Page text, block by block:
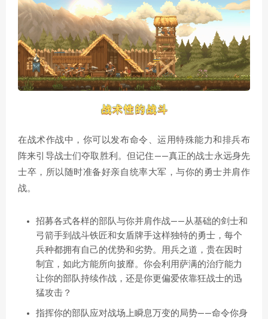
在战术作战中，你可以发布命令、运用特殊能力和排兵布
阵来引导战士们夺取胜利。但记住——真正的战士永远身先
士卒，所以随时准备好亲自统率大军，与你的勇士并肩作
战。
招募各式各样的部队与你并肩作战——从基础的剑士和
弓箭手到战斗铁匠和女盾牌手这样独特的勇士，每个
兵种都拥有自己的优势和劣势。用兵之道，贵在因时
制宜，如此方能所向披靡。你会利用萨满的治疗能力
让你的部队持续作战，还是你更偏爱依靠狂战士的迅
猛攻击？
指挥你的部队应对战场上瞬息万变的局势——命令你身